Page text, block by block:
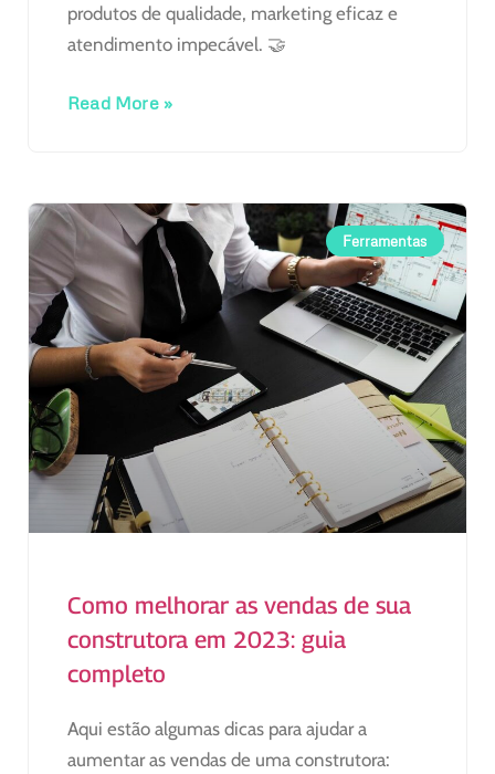
produtos de qualidade, marketing eficaz e
atendimento impecável. 🤝
Read More »
Ferramentas
Como melhorar as vendas de sua
construtora em 2023: guia
completo
Aqui estão algumas dicas para ajudar a
aumentar as vendas de uma construtora: